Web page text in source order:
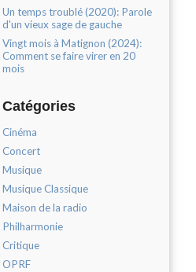
Un temps troublé (2020): Parole
d'un vieux sage de gauche
Vingt mois à Matignon (2024):
Comment se faire virer en 20
mois
Catégories
Cinéma
Concert
Musique
Musique Classique
Maison de la radio
Philharmonie
Critique
OPRF